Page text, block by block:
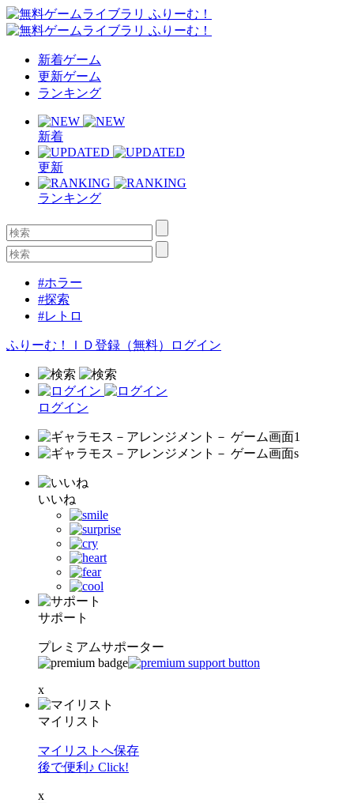
新着ゲーム
更新ゲーム
ランキング
新着
更新
ランキング
#ホラー
#探索
#レトロ
ふりーむ！ＩＤ登録（無料） ログイン
ログイン
いいね
サポート
プレミアムサポーター
x
マイリスト
マイリストへ保存
後で便利♪ Click!
x